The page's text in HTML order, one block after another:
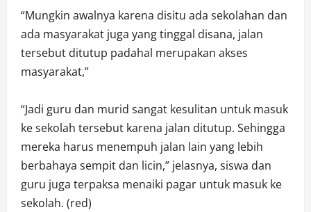
“Mungkin awalnya karena disitu ada sekolahan dan
ada masyarakat juga yang tinggal disana, jalan
tersebut ditutup padahal merupakan akses
masyarakat,”
“Jadi guru dan murid sangat kesulitan untuk masuk
ke sekolah tersebut karena jalan ditutup. Sehingga
mereka harus menempuh jalan lain yang lebih
berbahaya sempit dan licin,” jelasnya, siswa dan
guru juga terpaksa menaiki pagar untuk masuk ke
sekolah. (red)